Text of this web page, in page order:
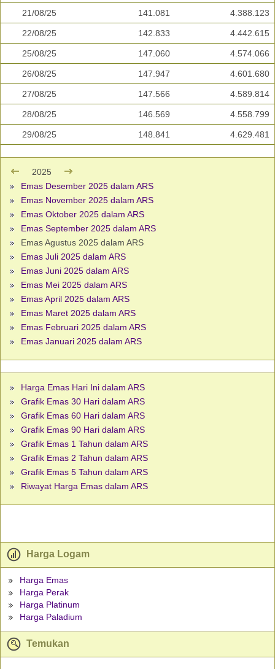
21/08/25 141.081 4.388.123
22/08/25 142.833 4.442.615
25/08/25 147.060 4.574.066
26/08/25 147.947 4.601.680
27/08/25 147.566 4.589.814
28/08/25 146.569 4.558.799
29/08/25 148.841 4.629.481
2025
Emas Desember 2025 dalam ARS
Emas November 2025 dalam ARS
Emas Oktober 2025 dalam ARS
Emas September 2025 dalam ARS
Emas Agustus 2025 dalam ARS
Emas Juli 2025 dalam ARS
Emas Juni 2025 dalam ARS
Emas Mei 2025 dalam ARS
Emas April 2025 dalam ARS
Emas Maret 2025 dalam ARS
Emas Februari 2025 dalam ARS
Emas Januari 2025 dalam ARS
Harga Emas Hari Ini dalam ARS
Grafik Emas 30 Hari dalam ARS
Grafik Emas 60 Hari dalam ARS
Grafik Emas 90 Hari dalam ARS
Grafik Emas 1 Tahun dalam ARS
Grafik Emas 2 Tahun dalam ARS
Grafik Emas 5 Tahun dalam ARS
Riwayat Harga Emas dalam ARS
Harga Logam
Harga Emas
Harga Perak
Harga Platinum
Harga Paladium
Temukan